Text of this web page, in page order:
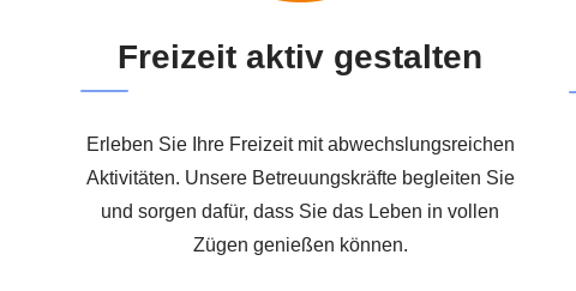
Freizeit aktiv gestalten
Erleben Sie Ihre Freizeit mit abwechslungsreichen
Aktivitäten. Unsere Betreuungskräfte begleiten Sie
und sorgen dafür, dass Sie das Leben in vollen
Zügen genießen können.